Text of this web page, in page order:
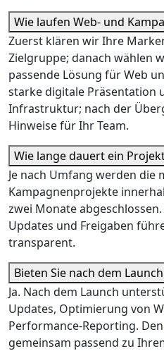
Wie laufen Web- und
Zuerst klären wir Ihre
Zielgruppe; danach wählen
passende Lösung für Web
starke digitale Präsentation
Infrastruktur; nach der
Hinweise für Ihr Team.
Wie lange dauert ein
Je nach Umfang werden die
Kampagnenprojekte
zwei Monate
Updates und Freigaben
transparent.
Bieten Sie nach dem
Ja. Nach dem Launch
Updates, Optimierung von
Performance-Reporting.
gemeinsam passend zu